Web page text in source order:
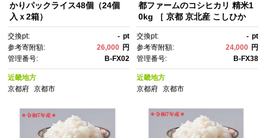
かりパックライス48個（24個
入ｘ2箱）
交換pt: - pt
参考寄附額:
26,000 円
管理番号:
B-FX02
近畿地方
京都府
京都市
都ファームのコシヒカリ 精米1
0kg ［ 京都 京北産 こしひか
め お取り寄せ 通販 送料無料 ふ
るさと納税 ］
交換pt: - pt
参考寄附額:
24,000 円
管理番号:
B-FX38
近畿地方
京都府 京都市